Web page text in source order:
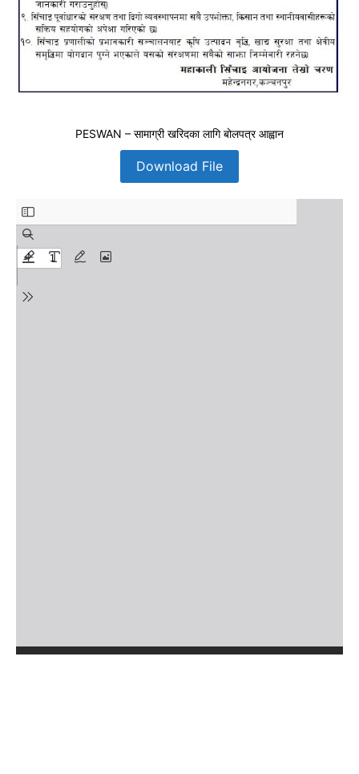
PESWAN – सामाग्री खरिदका लागि बोलपत्र आह्वान
Download File